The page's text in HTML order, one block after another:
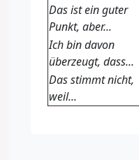
Das ist ein guter
Punkt, aber...
Ich bin davon
überzeugt, dass...
Das stimmt nicht,
weil...